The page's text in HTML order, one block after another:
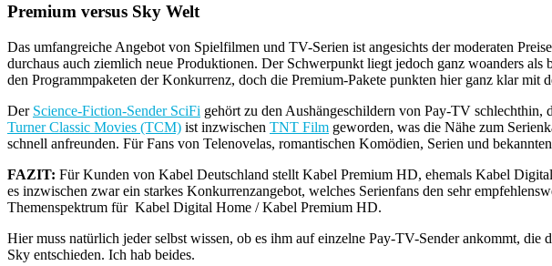
Premium versus Sky Welt
Das umfangreiche Angebot von Spielfilmen und TV-Serien ist angesichts der moderaten
durchaus auch ziemlich neue Produktionen. Der Schwerpunkt liegt jedoch ganz woanders
den Programmpaketen der Konkurrenz, doch die Premium-Pakete punkten hier ganz klar mit
Der Science-Fiction-Sender SciFi gehört zu den Aushängeschildern von Pay-TV schlechthin,
Turner Classic Movies (TCM) ist inzwischen TNT Film geworden, was die Nähe zum
schnell anfreunden. Für Fans von Telenovelas, romantischen Komödien, Serien und
FAZIT: Für Kunden von Kabel Deutschland stellt Kabel Premium HD, ehemals Kabel
es inzwischen zwar ein starkes Konkurrenzangebot, welches Serienfans den sehr
Themenspektrum für Kabel Digital Home / Kabel Premium HD.
Hier muss natürlich jeder selbst wissen, ob es ihm auf einzelne Pay-TV-Sender ankommt,
Sky entschieden. Ich hab beides.